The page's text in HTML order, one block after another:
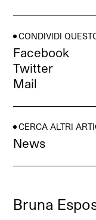
CONDIVIDI
Facebook
Twitter
Mail
CERCA ALTRI
News
Bruna